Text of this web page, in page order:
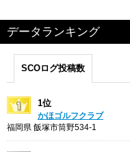
データランキング
SCOログ投稿数
1位
かほゴルフクラブ
福岡県 飯塚市筒野534-1